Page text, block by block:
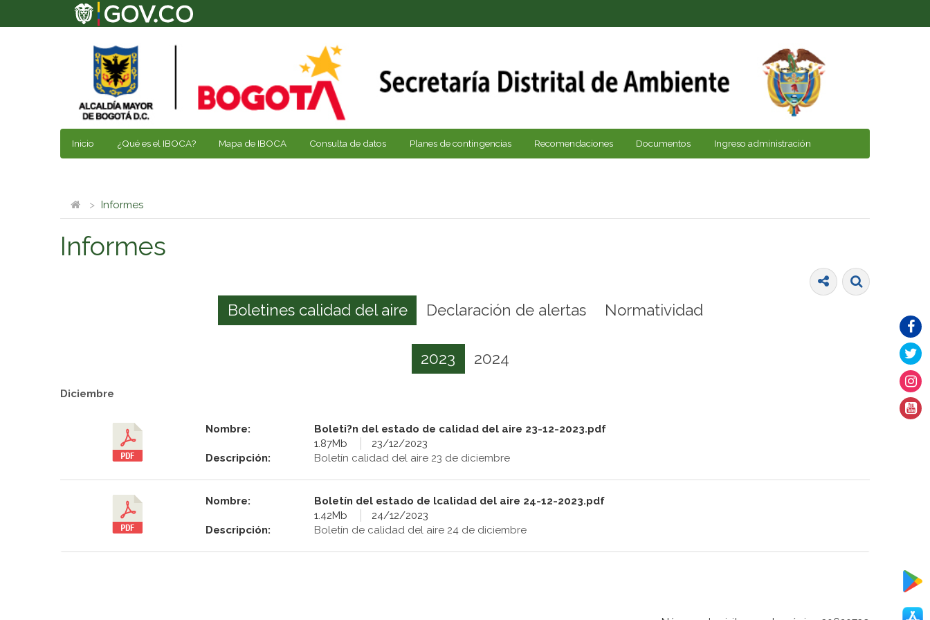
Inicio ¿Qué es el IBOCA? Mapa de IBOCA Consulta de datos Planes de contingencias Recomendaciones Documentos Ingreso administración
Informes
Informes
Boletines calidad del aire Declaración de alertas Normatividad
2023 2024
Diciembre
Nombre:
Boleti?n del estado de calidad del aire 23-12-2023.pdf
1.87Mb
23/12/2023
Descripción:
Boletín calidad del aire 23 de diciembre
Nombre:
Boletín del estado de lcalidad del aire 24-12-2023.pdf
1.42Mb
24/12/2023
Descripción:
Boletín de calidad del aire 24 de diciembre